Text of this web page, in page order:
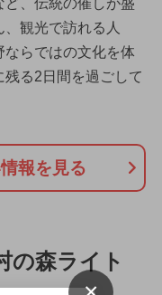
観光で訪れる人
ならではの文化を体
る2日間を過ごして
報を見る
の森ライト